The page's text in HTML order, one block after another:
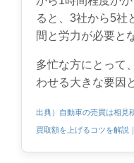
ると、3社から5社
間と労力が必要と
多忙な方にとって
わせる大きな要因
出典）自動車の売買は相見
買取額を上げるコツを解説